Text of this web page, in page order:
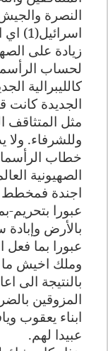
النصرة
اسرائيل(1) اي الصهيونية القبلية
زيادة على
لحساب
كالليبرالية
الجديدة كانت
مثل المتثاقف
وللشرفاء.
خطاب
الصهيونية
اجندة فمخطط
عبورا
بالأرض
عبورا بما فعل
وملك اخيش ما
بالنتيجة الى
المزوقين
ابناء يعقوب
عبيدا لهم.